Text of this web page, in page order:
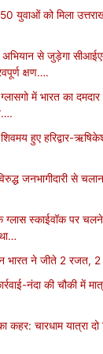
युवाओं को मिला
अभियान से जुड़ेगा
क्षण….
में भारत का दमदार
हुए हरिद्वार-
जनभागीदारी से
स्काईवॉक पर चलने
भारत ने जीते 2 रजत, 2
नंदा की चौकी में
कहर: चारधाम यात्रा